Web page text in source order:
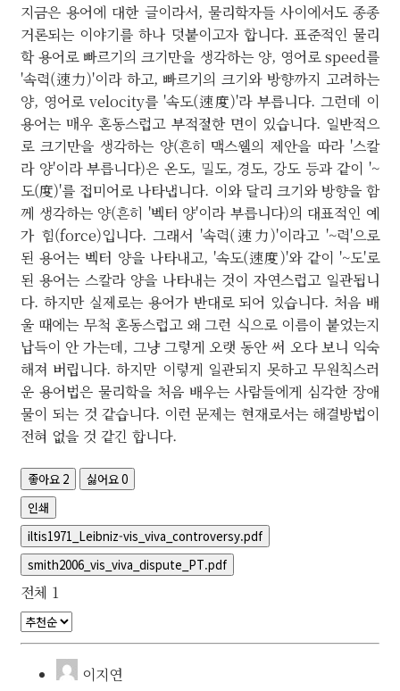
지금은 용어에 대한 글이라서, 물리학자들 사이에서도 종종
거론되는 이야기를 하나 덧붙이고자 합니다. 표준적인 물리
학 용어로 빠르기의 크기만을 생각하는 양, 영어로 speed를
'속력(速力)'이라 하고, 빠르기의 크기와 방향까지 고려하는
양, 영어로 velocity를 '속도(速度)'라 부릅니다. 그런데 이
용어는 매우 혼동스럽고 부적절한 면이 있습니다. 일반적으
로 크기만을 생각하는 양(흔히 맥스웰의 제안을 따라 '스칼
라 양'이라 부릅니다)은 온도, 밀도, 경도, 강도 등과 같이 '~
도(度)'를 접미어로 나타냅니다. 이와 달리 크기와 방향을 함
께 생각하는 양(흔히 '벡터 양'이라 부릅니다)의 대표적인 예
가 힘(force)입니다. 그래서 '속력(速力)'이라고 '~력'으로
된 용어는 벡터 양을 나타내고, '속도(速度)'와 같이 '~도'로
된 용어는 스칼라 양을 나타내는 것이 자연스럽고 일관됩니
다. 하지만 실제로는 용어가 반대로 되어 있습니다. 처음 배
울 때에는 무척 혼동스럽고 왜 그런 식으로 이름이 붙었는지
납득이 안 가는데, 그냥 그렇게 오랫 동안 써 오다 보니 익숙
해져 버립니다. 하지만 이렇게 일관되지 못하고 무원칙스러
운 용어법은 물리학을 처음 배우는 사람들에게 심각한 장애
물이 되는 것 같습니다. 이런 문제는 현재로서는 해결방법이
전혀 없을 것 같긴 합니다.
좋아요 2 싫어요0
인쇄
iltis1971_Leibniz-vis_viva_controversy.pdf
smith2006_vis_viva_dispute_PT.pdf
전체 1
이지연